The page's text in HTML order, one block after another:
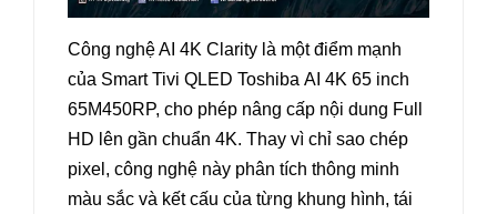
Công nghệ AI 4K Clarity là một điểm mạnh
của Smart Tivi QLED Toshiba AI 4K 65 inch
65M450RP, cho phép nâng cấp nội dung Full
HD lên gần chuẩn 4K. Thay vì chỉ sao chép
pixel, công nghệ này phân tích thông minh
màu sắc và kết cấu của từng khung hình, tái